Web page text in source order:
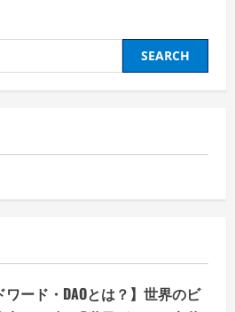
ワード・DAOとは？】世界のビ